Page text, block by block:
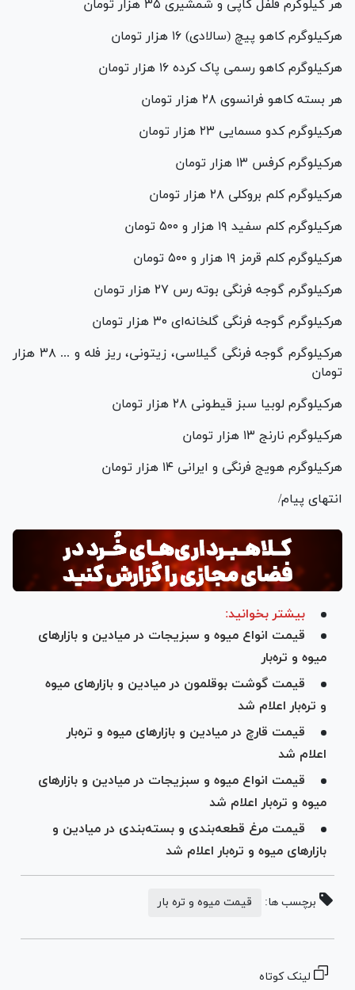
هر کیلوگرم فلفل کاپی و شمشیری ۳۵ هزار تومان
هرکیلوگرم کاهو پیچ (سالادی) ۱۶ هزار تومان
هرکیلوگرم کاهو رسمی پاک کرده ۱۶ هزار تومان
هر بسته کاهو فرانسوی ۲۸ هزار تومان
هرکیلوگرم کدو مسمایی ۲۳ هزار تومان
هرکیلوگرم کرفس ۱۳ هزار تومان
هرکیلوگرم کلم بروکلی ۲۸ هزار تومان
هرکیلوگرم کلم سفید ۱۹ هزار و ۵۰۰ تومان
هرکیلوگرم کلم قرمز ۱۹ هزار و ۵۰۰ تومان
هرکیلوگرم گوجه فرنگی بوته رس ۲۷ هزار تومان
هرکیلوگرم گوجه فرنگی گلخانه‌ای ۳۰ هزار تومان
هرکیلوگرم گوجه فرنگی گیلاسی، زیتونی، ریز فله و ... ۳۸ هزار
تومان
هرکیلوگرم لوبیا سبز قیطونی ۲۸ هزار تومان
هرکیلوگرم نارنج ۱۳ هزار تومان
هرکیلوگرم هویج فرنگی و ایرانی ۱۴ هزار تومان
انتهای پیام/
بیشتر بخوانید:
قیمت انواع میوه و سبزیجات در میادین و بازار‌های
میوه و تره‌بار
قیمت گوشت بوقلمون در میادین و بازار‌های میوه
و تره‌بار اعلام شد
قیمت قارچ در میادین و بازار‌های میوه و تره‌بار
اعلام شد
قیمت انواع میوه و سبزیجات در میادین و بازار‌های
میوه و تره‌بار اعلام شد
قیمت مرغ قطعه‌بندی و بسته‌بندی در میادین و
بازار‌های میوه و تره‌بار اعلام شد
برچسب ها: قیمت میوه و تره بار
لینک کوتاه